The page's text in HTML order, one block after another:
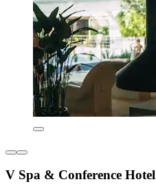
V Spa & Conference Hotel